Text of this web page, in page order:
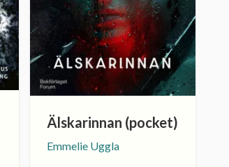
Älskarinnan (pocket)
Emmelie Uggla